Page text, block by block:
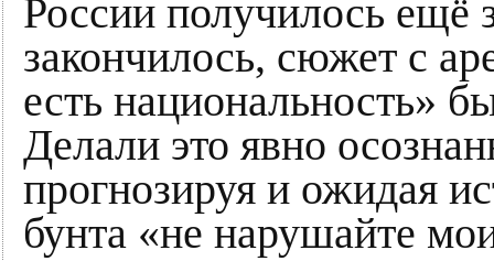
России получилось ещё
закончилось, сюжет с
есть национальность»
Делали это явно
прогнозируя и ожидая
бунта «не нарушайте